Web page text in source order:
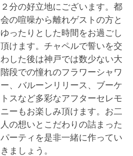
２分の好立地にございます。都
会の喧噪から離れゲストの方と
ゆったりとした時間をお過ごし
頂けます。チャペルで誓いを交
わした後は神戸では数少ない大
階段での憧れのフラワーシャワ
ー、バルーンリリース、ブーケ
トスなど多彩なアフターセレモ
ニーもお楽しみ頂けます。お二
人の想いとこだわりの詰まった
パーティを是非一緒に作ってい
きましょう。